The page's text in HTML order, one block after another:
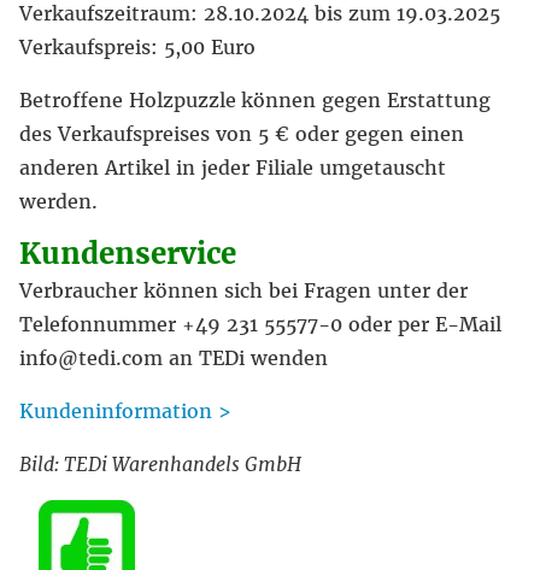
Verkaufszeitraum: 28.10.2024 bis zum 19.03.2025
Verkaufspreis: 5,00 Euro
Betroffene Holzpuzzle können gegen Erstattung
des Verkaufspreises von 5 € oder gegen einen
anderen Artikel in jeder Filiale umgetauscht
werden.
Kundenservice
Verbraucher können sich bei Fragen unter der
Telefonnummer +49 231 55577-0 oder per E-Mail
info@tedi.com an TEDi wenden
Kundeninformation >
Bild: TEDi Warenhandels GmbH